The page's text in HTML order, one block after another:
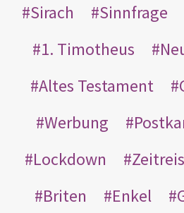
Sirach
Sinnfrage
1. Timotheus
Altes Testament
Werbung
Lockdown
Briten
Enkel